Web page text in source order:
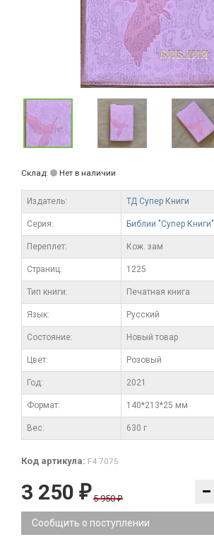
Склад: Нет в наличии
Издатель: ТД Супер Книги
Серия: Библии "Супер Книги"
Переплет: Кож. зам
Cтраниц: 1225
Тип книги: Печатная книга
Язык: Русский
Состояние: Новый товар
Цвет: Розовый
Год: 2021
Формат: 140*213*25 мм
Вес: 630 г
Код артикула: F4 7075
3 250 ₽ 5 950₽
Сообщить о поступлении